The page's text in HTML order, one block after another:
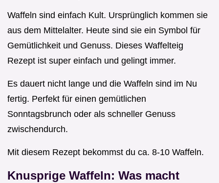
Waffeln sind einfach Kult. Ursprünglich kommen sie
aus dem Mittelalter. Heute sind sie ein Symbol für
Gemütlichkeit und Genuss. Dieses Waffelteig
Rezept ist super einfach und gelingt immer.
Es dauert nicht lange und die Waffeln sind im Nu
fertig. Perfekt für einen gemütlichen
Sonntagsbrunch oder als schneller Genuss
zwischendurch.
Mit diesem Rezept bekommst du ca. 8-10 Waffeln.
Knusprige Waffeln: Was macht